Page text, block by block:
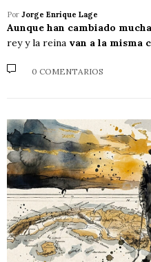
Por Jorge Enrique Lage
Aunque han cambiado
rey y la reina van a la misma
0 COMENTARIOS